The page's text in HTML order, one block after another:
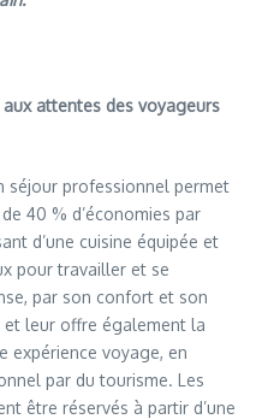
aux attentes des voyageurs
séjour professionnel permet
40 % d’économies par
d’une cuisine équipée et
pour travailler et se
par son confort et son
et leur offre également la
expérience voyage, en
par du tourisme. Les
être réservés à partir d’une